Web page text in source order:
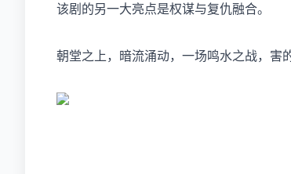
该剧的另一大亮点是权谋与复仇融合。
朝堂之上，暗流涌动，一场鸣水之战，害